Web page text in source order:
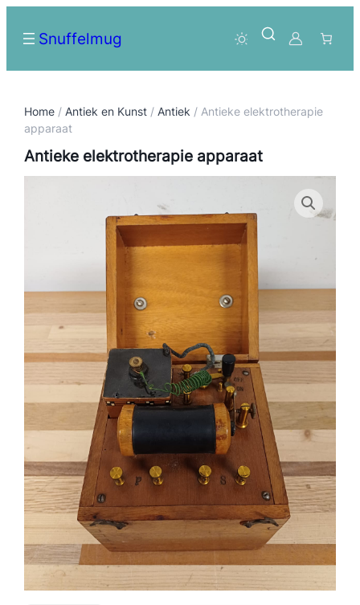
Snuffelmug
Home / Antiek en Kunst / Antiek / Antieke elektrotherapie
apparaat
Antieke elektrotherapie apparaat